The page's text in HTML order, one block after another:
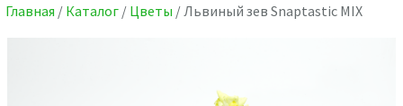
Главная / Каталог / Цветы / Львиный зев Snaptastic MIX